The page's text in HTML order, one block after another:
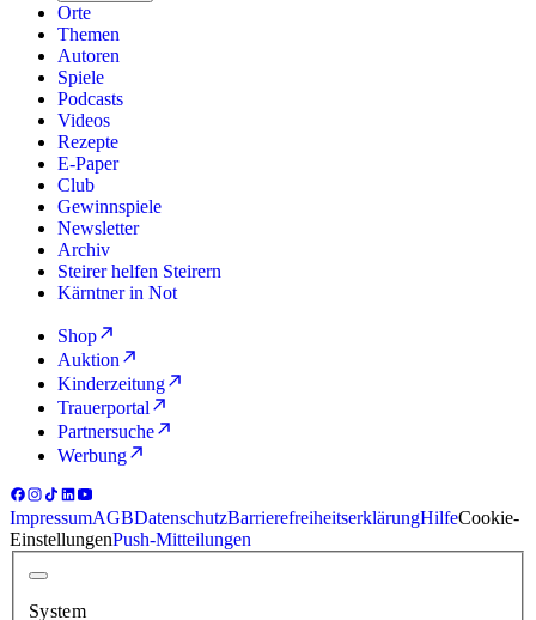
Orte
Themen
Autoren
Spiele
Podcasts
Videos
Rezepte
E-Paper
Club
Gewinnspiele
Newsletter
Archiv
Steirer helfen Steirern
Kärntner in Not
Shop
Auktion
Kinderzeitung
Trauerportal
Partnersuche
Werbung
ImpressumAGBDatenschutzBarrierefreiheitserklärungHilfeCookie-
EinstellungenPush-Mitteilungen
System